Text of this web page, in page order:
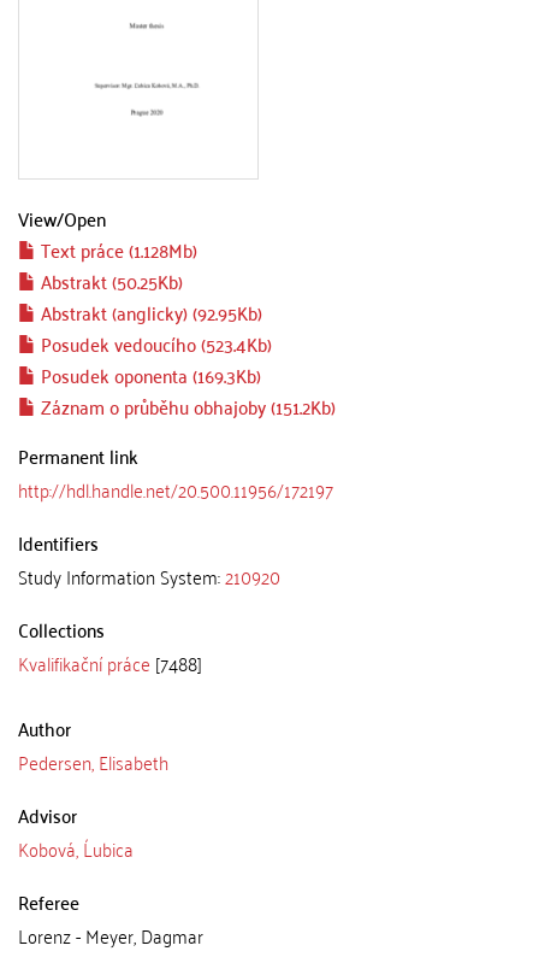
View/Open
Text práce (1.128Mb)
Abstrakt (50.25Kb)
Abstrakt (anglicky) (92.95Kb)
Posudek vedoucího (523.4Kb)
Posudek oponenta (169.3Kb)
Záznam o průběhu obhajoby (151.2Kb)
Permanent link
http://hdl.handle.net/20.500.11956/172197
Identifiers
Study Information System:210920
Collections
Kvalifikační práce [7488]
Author
Pedersen, Elisabeth
Advisor
Kobová, Ĺubica
Referee
Lorenz - Meyer, Dagmar